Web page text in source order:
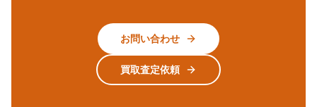
お問い合わせ
買取査定依頼